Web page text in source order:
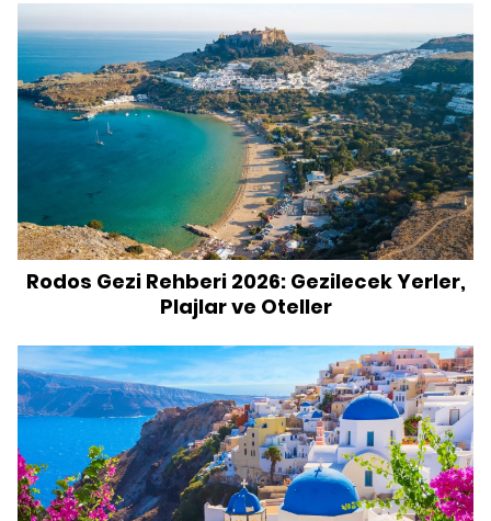
Rodos Gezi Rehberi 2026: Gezilecek Yerler,
Plajlar ve Oteller